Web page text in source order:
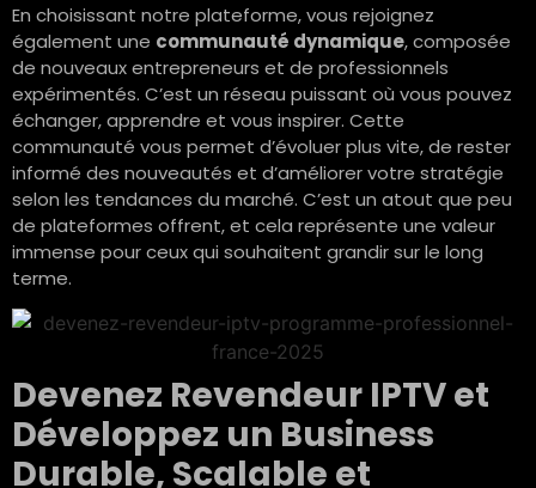
En choisissant notre plateforme, vous rejoignez
également une communauté dynamique, composée
de nouveaux entrepreneurs et de professionnels
expérimentés. C’est un réseau puissant où vous pouvez
échanger, apprendre et vous inspirer. Cette
communauté vous permet d’évoluer plus vite, de rester
informé des nouveautés et d’améliorer votre stratégie
selon les tendances du marché. C’est un atout que peu
de plateformes offrent, et cela représente une valeur
immense pour ceux qui souhaitent grandir sur le long
terme.
Devenez Revendeur IPTV et
Développez un Business
Durable, Scalable et